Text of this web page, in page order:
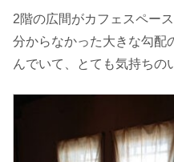
2階の広間がカフェスペー
分からなかった大きな勾配
んでいて、とても気持ちの